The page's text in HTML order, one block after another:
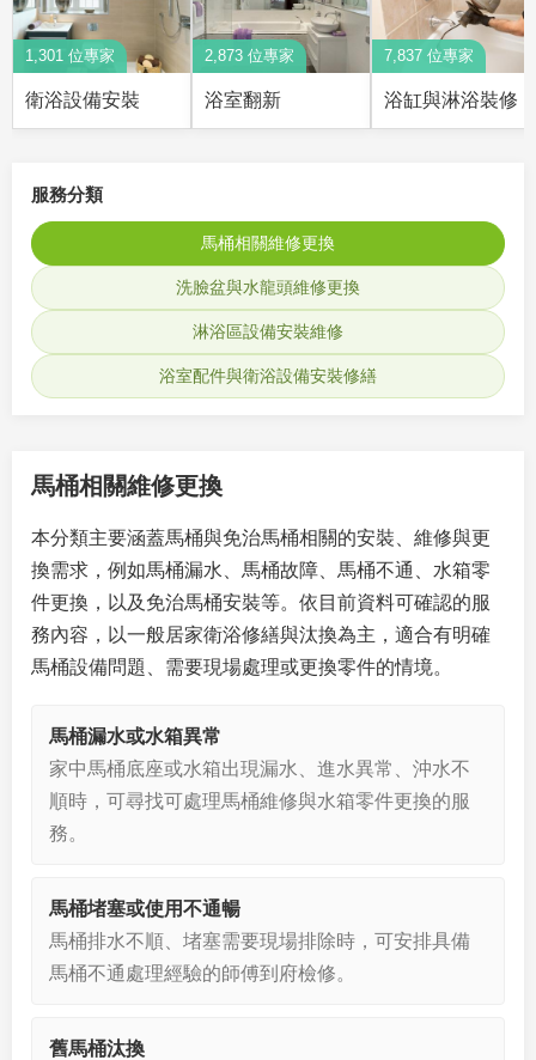
1,301 位專家
衛浴設備安裝
2,873 位專家
浴室翻新
7,837 位專家
浴缸與淋浴裝修
服務分類
馬桶相關維修更換
洗臉盆與水龍頭維修更換
淋浴區設備安裝維修
浴室配件與衛浴設備安裝修繕
馬桶相關維修更換
本分類主要涵蓋馬桶與免治馬桶相關的安裝、維修與更
換需求，例如馬桶漏水、馬桶故障、馬桶不通、水箱零
件更換，以及免治馬桶安裝等。依目前資料可確認的服
務內容，以一般居家衛浴修繕與汰換為主，適合有明確
馬桶設備問題、需要現場處理或更換零件的情境。
馬桶漏水或水箱異常
家中馬桶底座或水箱出現漏水、進水異常、沖水不
順時，可尋找可處理馬桶維修與水箱零件更換的服
務。
馬桶堵塞或使用不通暢
馬桶排水不順、堵塞需要現場排除時，可安排具備
馬桶不通處理經驗的師傅到府檢修。
舊馬桶汰換